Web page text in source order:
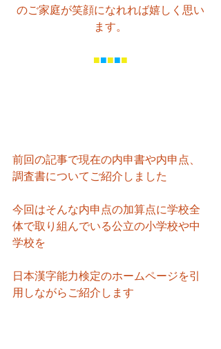
のご家庭が笑顔になれれば嬉しく思い
ます。
■■■■■
前回の記事で現在の内申書や内申点、
調査書についてご紹介しました
今回はそんな内申点の加算点に学校全
体で取り組んでいる公立の小学校や中
学校を
日本漢字能力検定のホームページを引
用しながらご紹介します